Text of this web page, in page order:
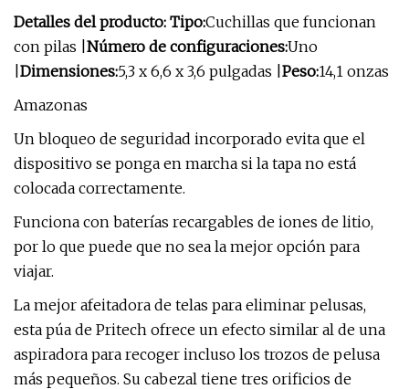
Detalles del producto: Tipo:Cuchillas que funcionan
con pilas | Número de configuraciones:Uno
Dimensiones:5,3 x 6,6 x 3,6 pulgadas | Peso:14,1 onzas
Amazonas
Un bloqueo de seguridad incorporado evita que el
dispositivo se ponga en marcha si la tapa no está
colocada correctamente.
Funciona con baterías recargables de iones de litio,
por lo que puede que no sea la mejor opción para
viajar.
La mejor afeitadora de telas para eliminar pelusas,
esta púa de Pritech ofrece un efecto similar al de una
aspiradora para recoger incluso los trozos de pelusa
más pequeños. Su cabezal tiene tres orificios de